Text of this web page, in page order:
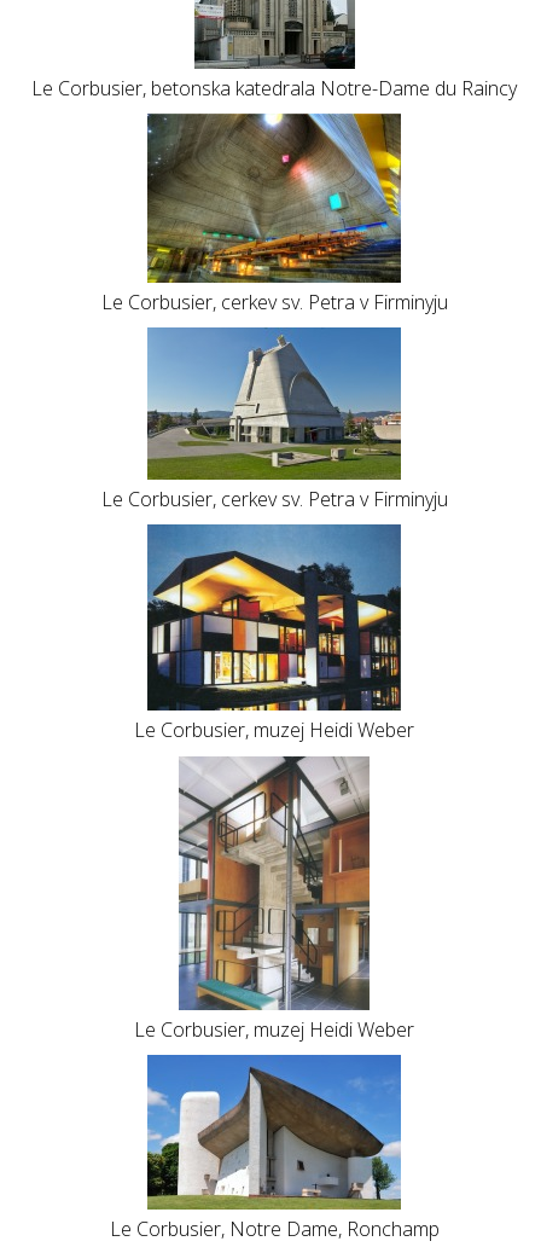
Le Corbusier, betonska katedrala Notre-Dame du Raincy
Le Corbusier, cerkev sv. Petra v Firminyju
Le Corbusier, cerkev sv. Petra v Firminyju
Le Corbusier, muzej Heidi Weber
Le Corbusier, muzej Heidi Weber
Le Corbusier, Notre Dame, Ronchamp